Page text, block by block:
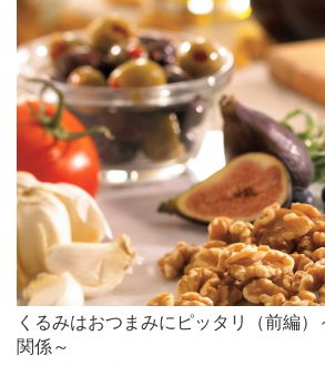
くるみはおつまみにピッタリ（前編
関係～